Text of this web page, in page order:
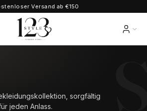
Versand ab €150
sorgfältig
jeden Anlass.